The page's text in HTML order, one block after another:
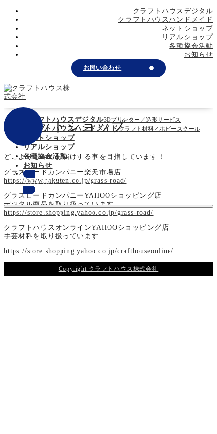
移
動
クラフトハウスデジタル
クラフトハウスハンドメイド
ネットショップ
リアルショップ
各種協会活動
お知らせ
お問い合わせ
クラフトハウスデジタル3Dプリンター／造形サービス
クラフトハウスハンドメイドクラフト材料／ホビースクール
ネットショップ
リアルショップ
各種協会活動
お知らせ
お問い合わせ
ネットショップ
どこよりも早くお届けする事を目指しています！
グラスロードカンパニー楽天市場店
https://www.rakuten.co.jp/grass-road/
グラスロードカンパニーYAHOOショッピング店
デジタル商品を取り扱っています
https://store.shopping.yahoo.co.jp/grass-road/
クラフトハウスオンラインYAHOOショッピング店
手芸材料を取り扱っています
https://store.shopping.yahoo.co.jp/crafthouseonline/
Copyright クラフトハウス株式会社